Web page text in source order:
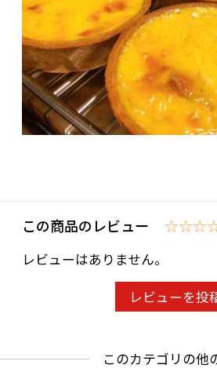
【商品内容】
ビーフシチュー1袋 内容量
個入り
【原材料】
松阪牛、トマト、トマトベ
ペーコンと6種チーズの口どけ
か固まらないかギリギリの
この商品のレビュー
レビューはありません。
レビューを投
このカテゴリの他